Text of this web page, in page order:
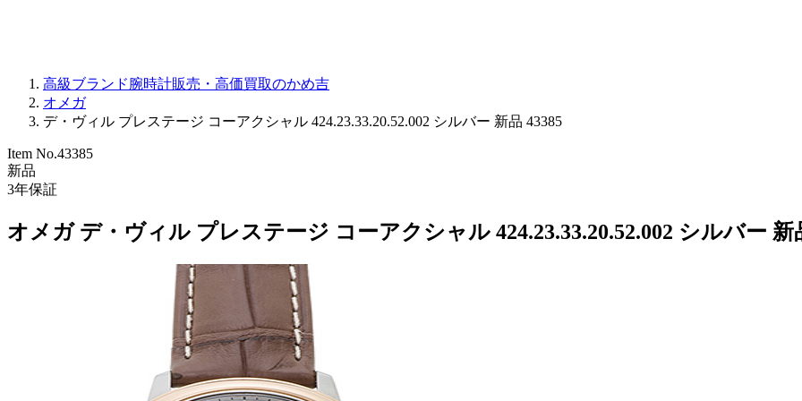
高級ブランド腕時計販売・高価買取のかめ吉
オメガ
デ・ヴィル プレステージ コーアクシャル 424.23.33.20.52.002 シルバー 新品 43385
Item No.43385
新品
3年保証
オメガ デ・ヴィル プレステージ コーアクシャル 424.23.33.20.52.002 シルバー 新